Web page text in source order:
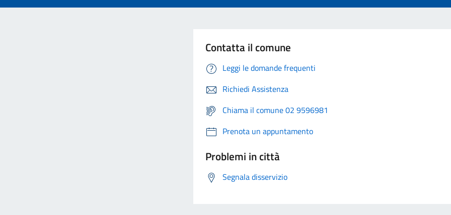
Contatta il comune
Leggi le domande frequenti
Richiedi Assistenza
Chiama il comune 02 9596981
Prenota un appuntamento
Problemi in città
Segnala disservizio